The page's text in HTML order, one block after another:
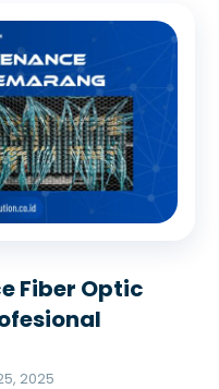
Fiber Optic
2025